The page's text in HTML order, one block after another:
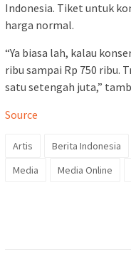
Indonesia. Tiket untuk
harga normal.
“Ya biasa lah, kalau
ribu sampai Rp 750 ribu.
satu setengah juta,”
Source
Artis Berita Indonesia
Media
Media Online